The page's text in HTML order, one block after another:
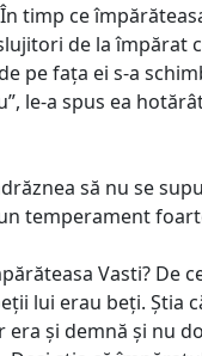
timp ce
de la împărat
pe fața ei s-a
le-a spus ea
să nu se
temperament
Vasti? De
lui erau beți. Știa
și demnă și nu